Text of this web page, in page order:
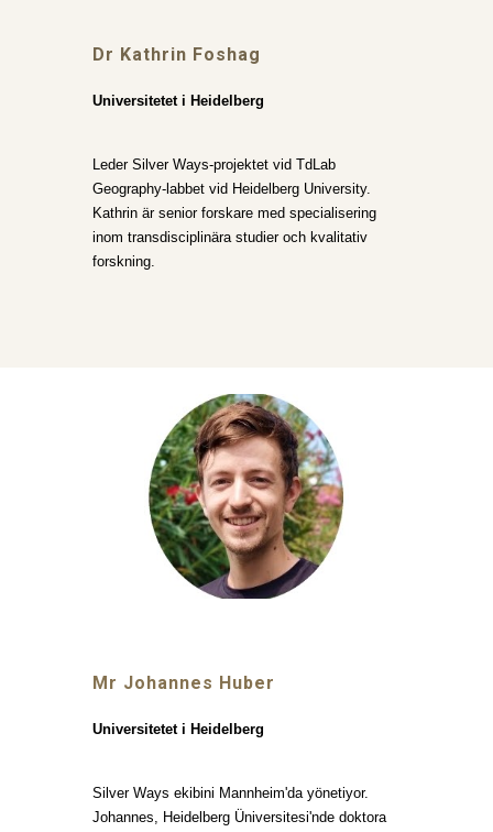
Dr Kathrin Foshag
Universitetet i Heidelberg
Leder Silver Ways-projektet vid TdLab
Geography-labbet vid Heidelberg University.
Kathrin är senior forskare med specialisering
inom transdisciplinära studier och kvalitativ
forskning.
Mr Johannes Huber
Universitetet i Heidelberg
Silver Ways ekibini Mannheim'da yönetiyor.
Johannes, Heidelberg Üniversitesi'nde doktora